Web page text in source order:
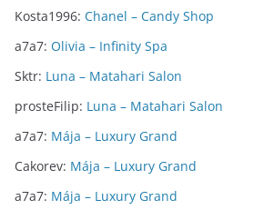
Kosta1996: Chanel – Candy Shop
a7a7: Olivia – Infinity Spa
Sktr: Luna – Matahari Salon
prosteFilip: Luna – Matahari Salon
a7a7: Mája – Luxury Grand
Cakorev: Mája – Luxury Grand
a7a7: Mája – Luxury Grand